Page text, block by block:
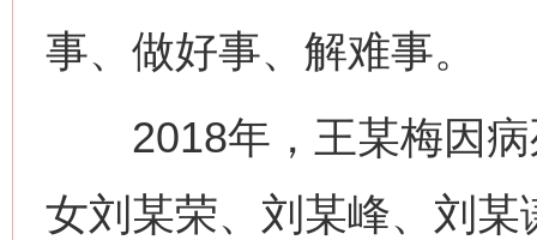
事、做好事、解难事。
2018年，王某梅因病
女刘某荣、刘某峰、刘